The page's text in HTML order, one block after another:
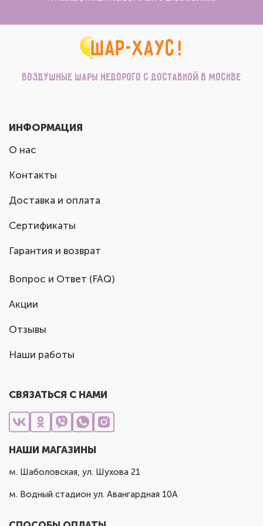
Воздушные шары недорого с доставкой в Москве
ИНФОРМАЦИЯ
О нас
Контакты
Доставка и оплата
Сертификаты
Гарантия и возврат
Вопрос и Ответ (FAQ)
Акции
Отзывы
Наши работы
СВЯЗАТЬСЯ С НАМИ
НАШИ МАГАЗИНЫ
м. Шаболовская, ул. Шухова 21
м. Водный стадион ул. Авангардная 10А